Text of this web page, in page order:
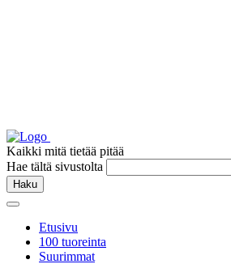
Kaikki mitä tietää pitää
Hae tältä sivustolta
Haku
Etusivu
100 tuoreinta
Suurimmat